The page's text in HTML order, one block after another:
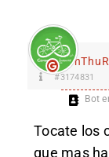
#3174831
Bot
Tocate los
que mas